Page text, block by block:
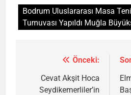
Bodrum Uluslararası Masa
Turnuvası Yapıldı Muğla
gezinmesi
Önceki:
Cevat Akşit Hoca
Seydikemerliler’in